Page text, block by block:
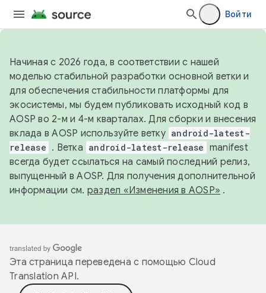
Войти
Начиная с 2026 года, в соответствии с нашей
моделью стабильной разработки основной ветки и
для обеспечения стабильности платформы для
экосистемы, мы будем публиковать исходный код в
AOSP во 2-м и 4-м кварталах. Для сборки и внесения
вклада в AOSP используйте ветку android-latest-
release . Ветка android-latest-release manifest
всегда будет ссылаться на самый последний релиз,
выпущенный в AOSP. Для получения дополнительной
информации см. раздел «Изменения в AOSP» .
Эта страница переведена с помощью Cloud
Translation API.